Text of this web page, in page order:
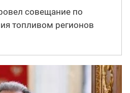
совещание по
топливом регионов